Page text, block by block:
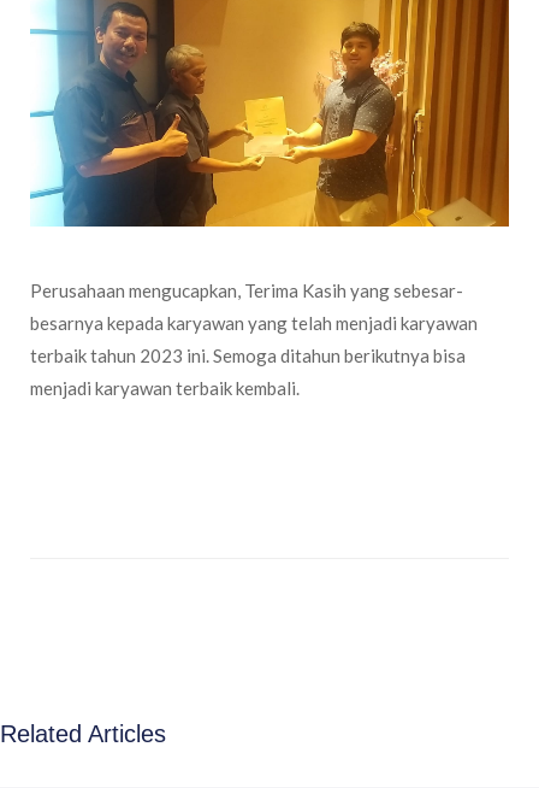
Perusahaan mengucapkan, Terima Kasih yang sebesar-
besarnya kepada karyawan yang telah menjadi karyawan
terbaik tahun 2023 ini. Semoga ditahun berikutnya bisa
menjadi karyawan terbaik kembali.
Related Articles